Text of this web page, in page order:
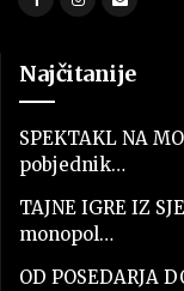
Najčitanije
SPEKTAKL NA
pobjednik…
TAJNE IGRE IZ
monopol…
OD POSEDARJA